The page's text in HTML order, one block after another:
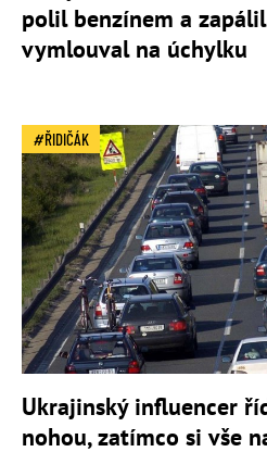
polil benzínem a
vymlouval na úchylku
ŘIDIČÁK
Ukrajinský influencer
nohou, zatímco si vše